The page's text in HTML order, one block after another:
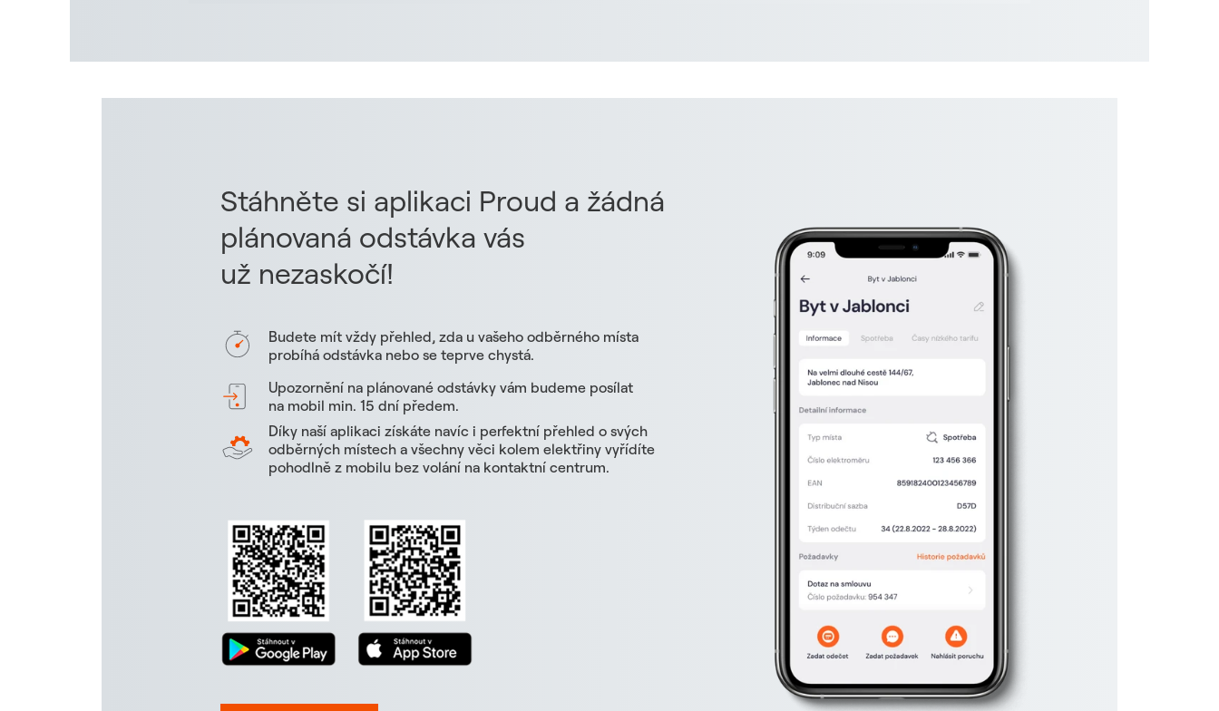
Stáhněte si aplikaci Proud a žádná
plánovaná odstávka vás
už nezaskočí!
Budete mít vždy přehled, zda u vašeho odběrného místa
probíhá odstávka nebo se teprve chystá.
Upozornění na plánované odstávky vám budeme posílat
na mobil min. 15 dní předem.
Díky naší aplikaci získáte navíc i perfektní přehled o svých
odběrných místech a všechny věci kolem elektřiny vyřídíte
pohodlně z mobilu bez volání na kontaktní centrum.